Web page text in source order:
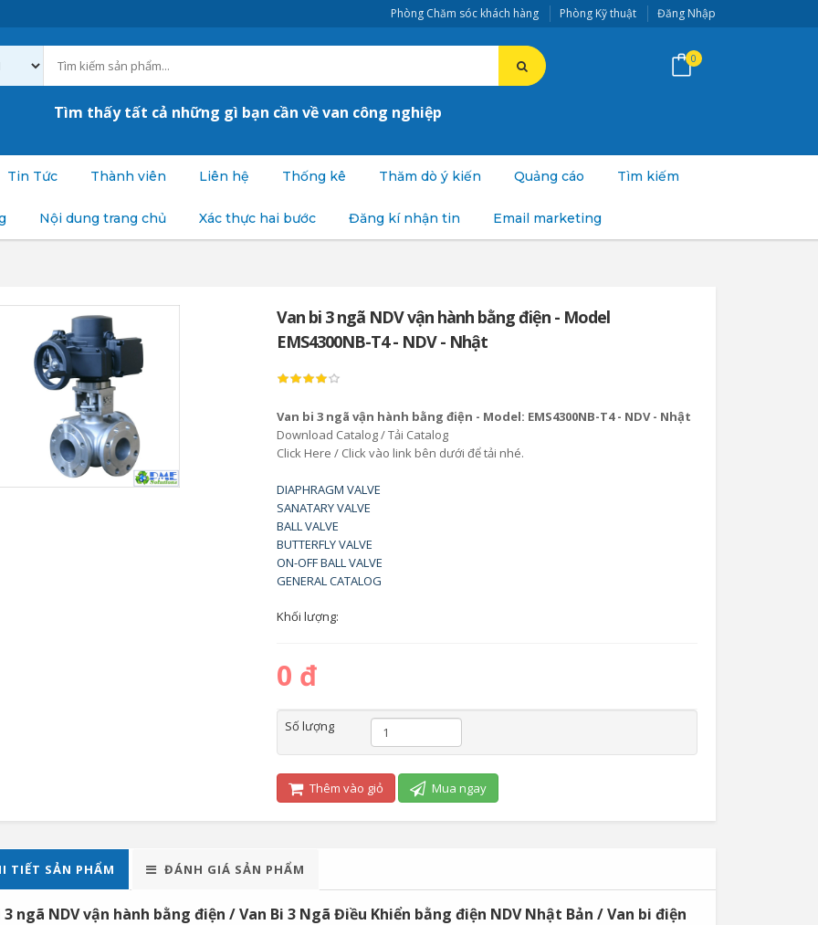
Phòng Chăm sóc khách hàng Phòng Kỹ thuật Đăng Nhập
Tìm thấy tất cả những gì bạn cần về van công nghiệp
0
Tin Tức Thành viên Liên hệ Thống kê Thăm dò ý kiến Quảng cáo Tìm kiếm
Nội dung trang chủ Xác thực hai bước Đăng kí nhận tin Email marketing
Van bi 3 ngã NDV vận hành bằng điện - Model
EMS4300NB-T4 - NDV - Nhật
Van bi 3 ngã vận hành bằng điện - Model: EMS4300NB-T4 - NDV - Nhật
Download Catalog / Tải Catalog
Click Here / Click vào link bên dưới để tải nhé.
DIAPHRAGM VALVE
SANATARY VALVE
BALL VALVE
BUTTERFLY VALVE
ON-OFF BALL VALVE
GENERAL CATALOG
Khối lượng:
0 đ
Số lượng
Thêm vào giỏ Mua ngay
TIẾT SẢN PHẨM ĐÁNH GIÁ SẢN PHẨM
3 ngã NDV vận hành bằng điện / Van Bi 3 Ngã Điều Khiển bằng điện NDV Nhật Bản / Van bi điện